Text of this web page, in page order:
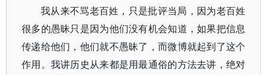
我从来不骂老百姓，只是批评当局，因为老百姓
很多的愚昧只是因为他们没有机会知道，如果把信息
传递给他们，他们就不愚昧了，而微博就起到了这个
作用。我讲历史从来都是用最通俗的方法去讲，绝对